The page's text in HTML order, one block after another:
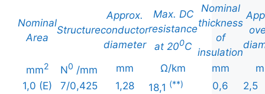
Nominal
Area
Structure
Approx.
conductor
diameter
Max. DC
resistance
at 200C
Nominal
thickness
of
insulation
mm2 N0 /mm mm Ω/km mm
1,0 (E)
7/0,425 1,28 18,1 (**) 0,6
2,5